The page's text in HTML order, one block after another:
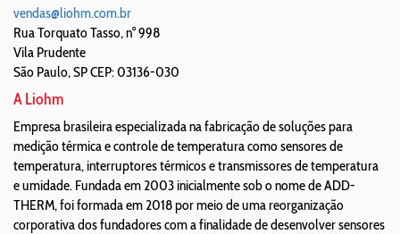
vendas@liohm.com.br
Rua Torquato Tasso, n° 998
Vila Prudente
São Paulo,SPCEP: 03136-030
A Liohm
Empresa brasileira especializada na fabricação de soluções para
medição térmica e controle de temperatura como sensores de
temperatura, interruptores térmicos e transmissores de temperatura
e umidade. Fundada em 2003 inicialmente sob o nome de ADD-
THERM, foi formada em 2018 por meio de uma reorganização
corporativa dos fundadores com a finalidade de desenvolver sensores